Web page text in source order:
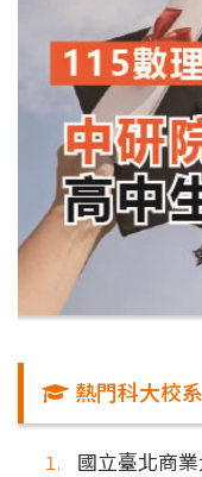
熱門科大校系
國立臺北商